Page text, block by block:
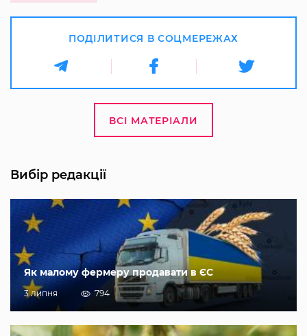
ПОДІЛИТИСЯ В СОЦМЕРЕЖАХ
ВСІ МАТЕРІАЛИ
Вибір редакції
Як малому фермеру продавати в ЄС
3 липня 794